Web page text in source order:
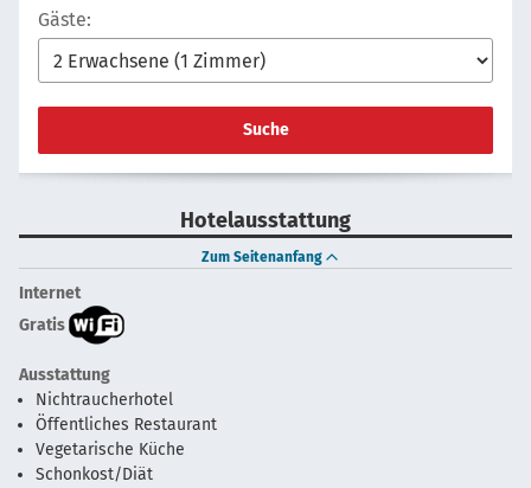
Gäste:
Suche
Hotelausstattung
Zum Seitenanfang
Internet
Gratis
Ausstattung
Nichtraucherhotel
Öffentliches Restaurant
Vegetarische Küche
Schonkost/Diät